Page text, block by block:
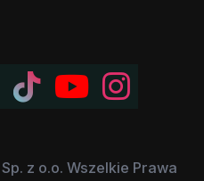
z o.o. Wszelkie Prawa